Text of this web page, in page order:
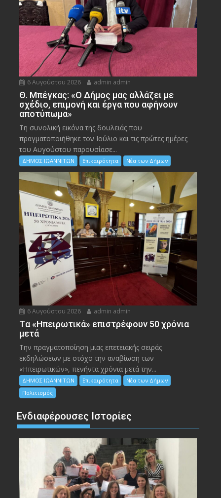
6 Αυγούστου 2026 admin admin
Θ. Μπέγκας: «Ο Δήμος μας αλλάζει με
σχέδιο, επιμονή και έργα που αφήνουν
αποτύπωμα»
Τη συνολική εικόνα της δουλειάς που
πραγματοποιήθηκε τον Ιούλιο και τις πρώτες ημέρες
του Αυγούστου παρουσίασε...
ΔΗΜΟΣ ΙΩΑΝΝΙΤΩΝ Επικαιρότητα Νέα των Δήμων
6 Αυγούστου 2026 admin admin
Tα «Ηπειρωτικά» επιστρέφουν 50 χρόνια
μετά
Την πραγματοποίηση μιας επετειακής σειράς
εκδηλώσεων με στόχο την αναβίωση των
«Ηπειρωτικών», πενήντα χρόνια μετά την...
ΔΗΜΟΣ ΙΩΑΝΝΙΤΩΝ Επικαιρότητα
Νέα των Δήμων
Πολιτισμός
Ενδιαφέρουσες Ιστορίες